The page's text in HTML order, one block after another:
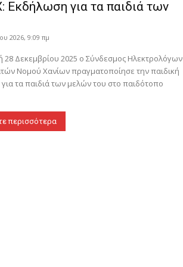
για τα παιδιά των
2026, 9:09 πμ
28 Δεκεμβρίου 2025 ο Σύνδεσμος Ηλεκτρολόγων
Νομού Χανίων πραγματοποίησε την παιδική
τα παιδιά των μελών του στο παιδότοπο
περισσότερα